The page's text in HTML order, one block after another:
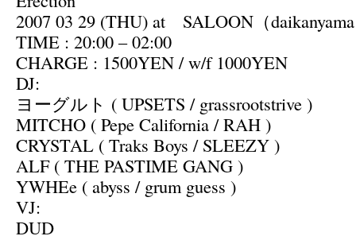
2007 03 29 (THU) at SALOON（
TIME : 20:00 – 02:00
CHARGE : 1500YEN / w/f 1000YEN
DJ:
ヨーグルト ( UPSETS / grassrootstrive )
MITCHO ( Pepe California / RAH )
CRYSTAL ( Traks Boys / SLEEZY )
ALF ( THE PASTIME GANG )
YWHEe ( abyss / grum guess )
VJ:
DUD